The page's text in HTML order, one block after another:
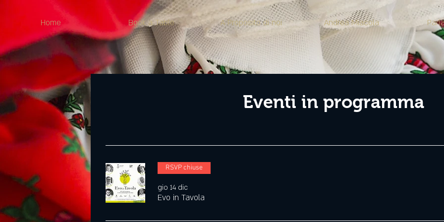
Home Book a Table A Proposito di noi Andrea Miacola
Eventi in programma
RSVP chiuse
gio 14 dic
Evo in Tavola